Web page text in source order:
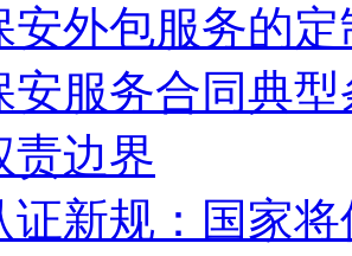
安外包服务的
安服务合同典
责边界
证新规：国家